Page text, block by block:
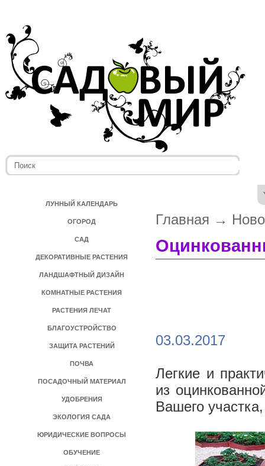
ЛУННЫЙ КАЛЕНДАРЬ
ОГОРОД
САД
ДЕКОРАТИВНЫЕ РАСТЕНИЯ
ЛАНДШАФТНЫЙ ДИЗАЙН
КОМНАТНЫЕ РАСТЕНИЯ
РАСТЕНИЯ ЛЕЧАТ
БЛАГОУСТРОЙСТВО
ЗАЩИТА РАСТЕНИЙ
ПОЧВА
ПОСАДОЧНЫЙ МАТЕРИАЛ
УДОБРЕНИЯ
ЭКОЛОГИЯ САДА
ЮРИДИЧЕСКИЕ ВОПРОСЫ
ОБУЧЕНИЕ
Главная →
03.03.2017
Легкие и
из
Вашего